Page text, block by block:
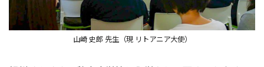
山崎 史郎 先生（現 リトアニア大使）